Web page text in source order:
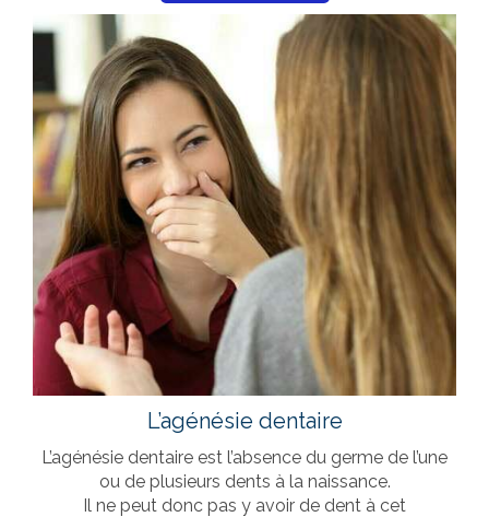
L’agénésie dentaire
L’agénésie dentaire est l’absence du germe de l’une
ou de plusieurs dents à la naissance.
Il ne peut donc pas y avoir de dent à cet